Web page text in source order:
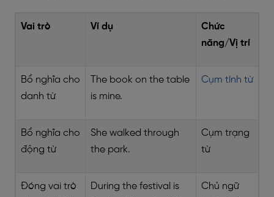
Vai trò Ví dụ
Chức
năng/Vị trí
Bổ nghĩa cho
danh từ
The book on the table
is mine.
Cụm tính từ
Bổ nghĩa cho
động từ
She walked through
the park.
Cụm trạng
từ
Đóng vai trò
During the festival is
Chủ ngữ